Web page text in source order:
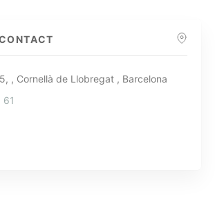
, Cornellà de Llobregat , Barcelona
61